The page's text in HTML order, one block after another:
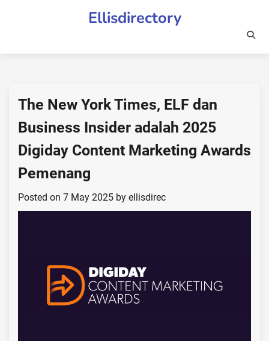
Ellisdirectory
The New York Times, ELF dan
Business Insider adalah 2025
Digiday Content Marketing Awards
Pemenang
Posted on 7 May 2025 by ellisdirec